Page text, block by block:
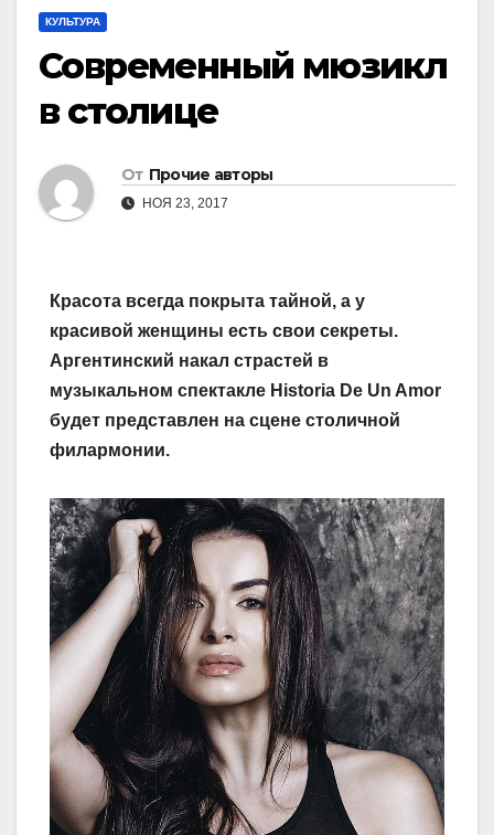
КУЛЬТУРА
Современный мюзикл
в столице
От Прочие авторы
НОЯ 23, 2017
Красота всегда покрыта тайной, а у
красивой женщины есть свои секреты.
Аргентинский накал страстей в
музыкальном спектакле Historia De Un Amor
будет представлен на сцене столичной
филармонии.